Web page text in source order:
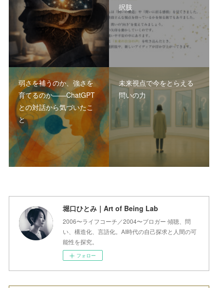
択肢
弱さを補うのか、強さを
育てるのか――ChatGPT
との対話から気づいたこ
と
未来視点で今をとらえる
問いの力
堀口ひとみ｜Art of Being Lab
2006〜ライフコーチ／2004〜ブロガー 傾聴、問
い、構造化、言語化。AI時代の自己探求と人間の可
能性を探究。
フォロー